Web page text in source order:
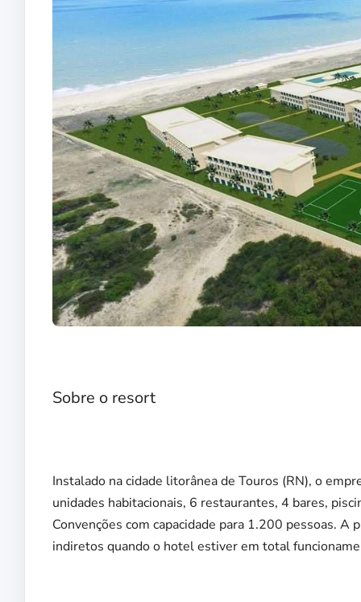
Sobre o resort
Instalado na cidade litorânea de Touros (RN), o
unidades habitacionais, 6 restaurantes, 4 bares,
Convenções com capacidade para 1.200 pessoas.
indiretos quando o hotel estiver em total